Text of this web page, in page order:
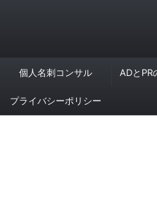
個人名刺コンサル ADとPR
プライバシーポリシー